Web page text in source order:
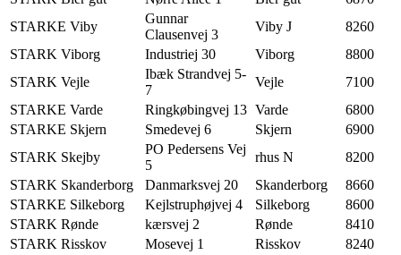
STARKE Viby
Gunnar
Clausenvej 3
Viby J
8260
STARK Viborg
Industriej 30 Viborg
8800
STARK Vejle
Ibæk Strandvej 5-
7
Vejle
7100
STARKE Varde
Ringkøbingvej 13 Varde
6800
STARKE Skjern
Smedevej 6 Skjern
6900
STARK Skejby
PO Pedersens Vej
5
rhus N
8200
STARK Skanderborg
Danmarksvej 20 Skanderborg
8660
STARKE Silkeborg
Kejlstruphøjvej 4 Silkeborg
8600
STARK Rønde
kærsvej 2 Rønde
8410
STARK Risskov
Mosevej 1 Risskov 8240